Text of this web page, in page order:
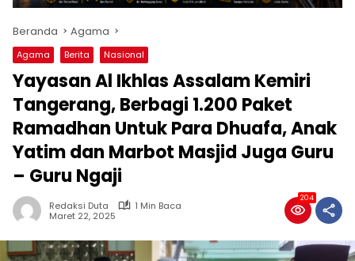
Beranda Agama
Agama Berita Nasional
Yayasan Al Ikhlas Assalam Kemiri
Tangerang, Berbagi 1.200 Paket
Ramadhan Untuk Para Dhuafa, Anak
Yatim dan Marbot Masjid Juga Guru
– Guru Ngaji
Redaksi Duta
1 Min Baca
Maret 22, 2025
204